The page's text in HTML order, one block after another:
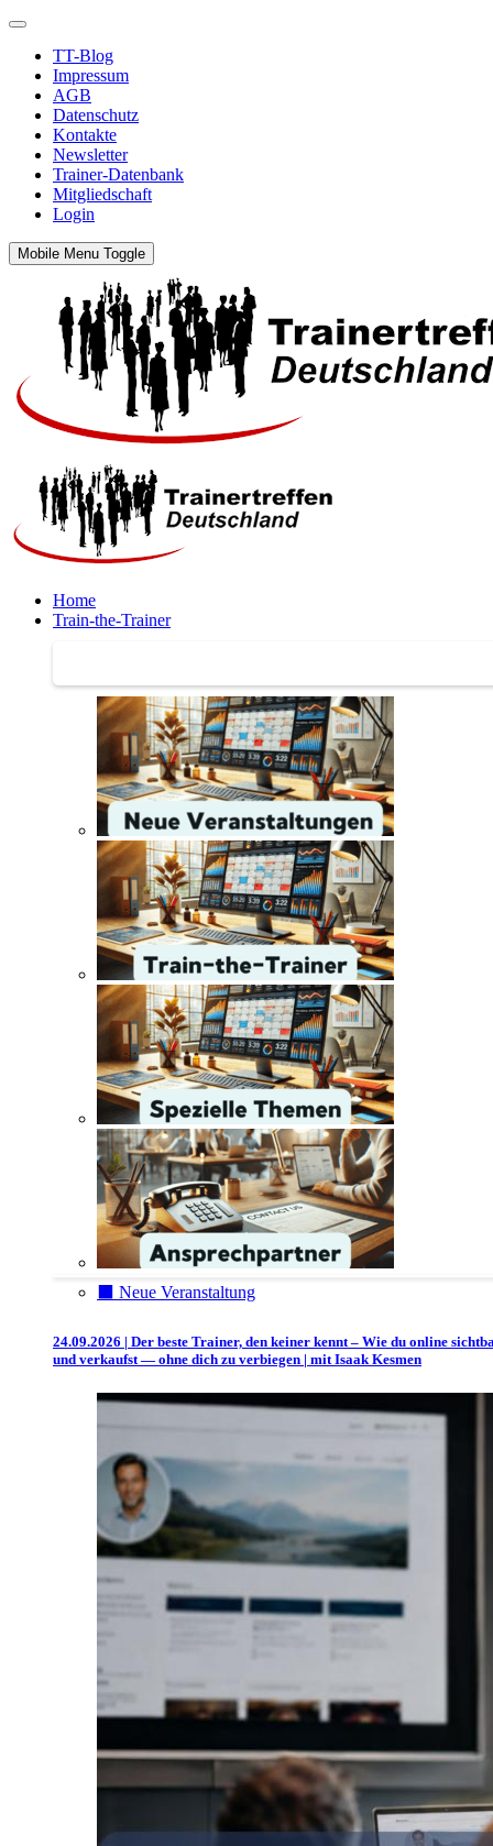
TT-Blog
Impressum
AGB
Datenschutz
Kontakte
Newsletter
Trainer-Datenbank
Mitgliedschaft
Login
Mobile Menu Toggle
Home
Train-the-Trainer
⬛️ Neue Veranstaltung
24.09.2026 | Der beste Trainer, den keiner kennt – Wie du online
und verkaufst — ohne dich zu verbiegen | mit Isaak Kesmen